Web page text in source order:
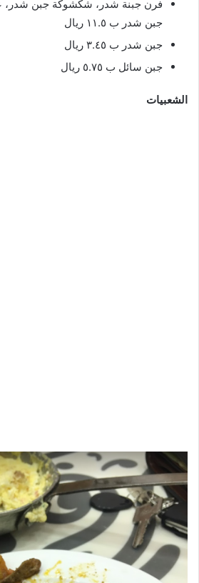
فرن جبنة شدر، شكشوكة جبن شدر،
جبن شدر ب ١١.٥ ريال
جبن شدر ب ٣.٤٥ ريال
جبن سائل ب ٥.٧٥ ريال
الشعبيات